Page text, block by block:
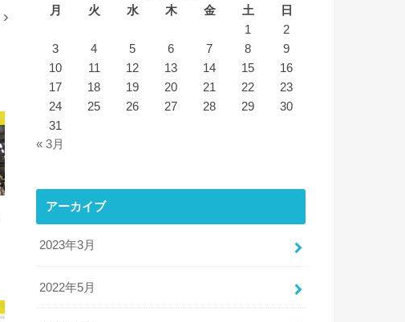
月
火 水 木 金 土
日
1
2
3
4 5 6 7 8
9
10
11 12 13 14 15
16
17
18 19 20 21 22
23
24
25 26 27 28 29
30
31
« 3月
アーカイブ
2023年3月
2022年5月